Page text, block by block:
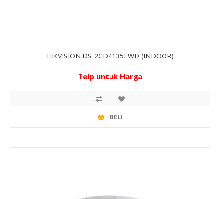
HIKVISION DS-2CD4135FWD (INDOOR)
Telp untuk Harga
BELI